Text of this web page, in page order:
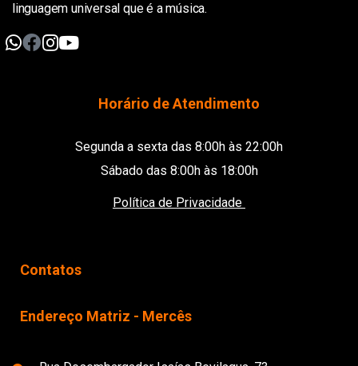
linguagem universal que é a música.
Horário de Atendimento
Segunda a sexta das 8:00h às 22:00h
Sábado das 8:00h às 18:00h
Política de Privacidade
Contatos
Endereço Matriz - Mercês